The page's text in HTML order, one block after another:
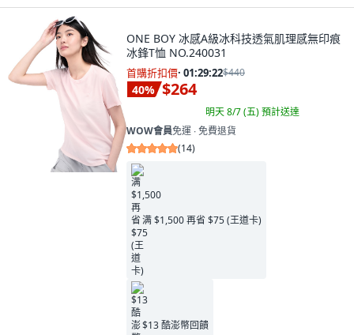
ONE BOY 冰感A級冰科技透氣肌理感無印痕
冰鋒T恤 NO.240031
首購折扣價· 01:29:21$440
40% $264
明天 8/7 (五)預計送達
WOW會員免運 ∙ 免費退貨
(14)
满 $1,500 再省 $75 (王道卡)
$13 酷澎幣回饋